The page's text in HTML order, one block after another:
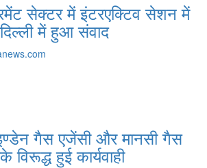
सेक्टर में इंटरएक्टिव सेशन में
में हुआ संवाद
गैस एजेंसी और मानसी गैस
हुई कार्यवाही